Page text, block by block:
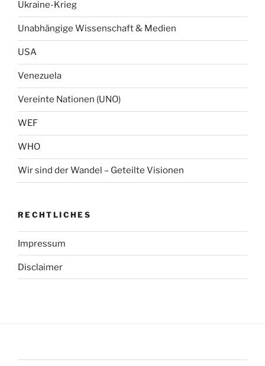
Ukraine-Krieg
Unabhängige Wissenschaft & Medien
USA
Venezuela
Vereinte Nationen (UNO)
WEF
WHO
Wir sind der Wandel – Geteilte Visionen
RECHTLICHES
Impressum
Disclaimer